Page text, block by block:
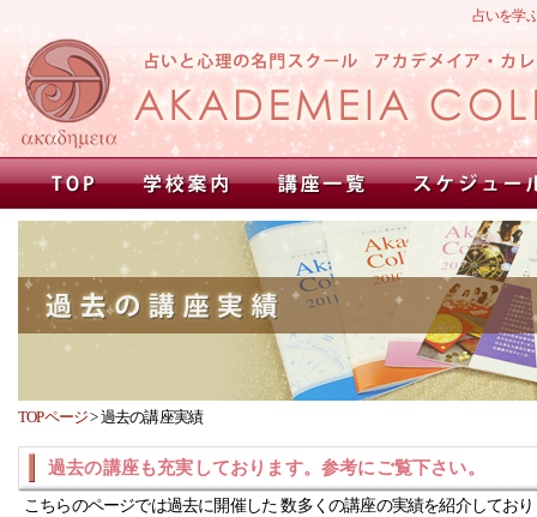
占いを学
TOPページ>過去の講座実績
過去の講座も充実しております。参考にご覧下さい。
こちらのページでは過去に開催した 数多くの講座の実績を紹介してお